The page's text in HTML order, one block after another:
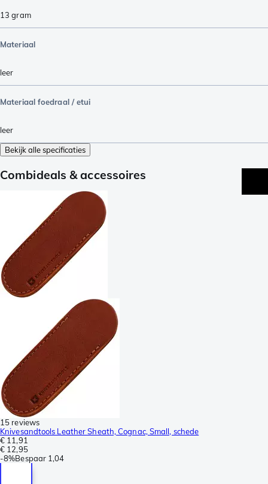
13 gram
Materiaal
leer
Materiaal foedraal / etui
leer
Bekijk alle specificaties
Combideals & accessoires
15 reviews
Knivesandtools Leather Sheath, Cognac, Small, schede
€ 11,91
€ 12,95
-8%Bespaar 1,04